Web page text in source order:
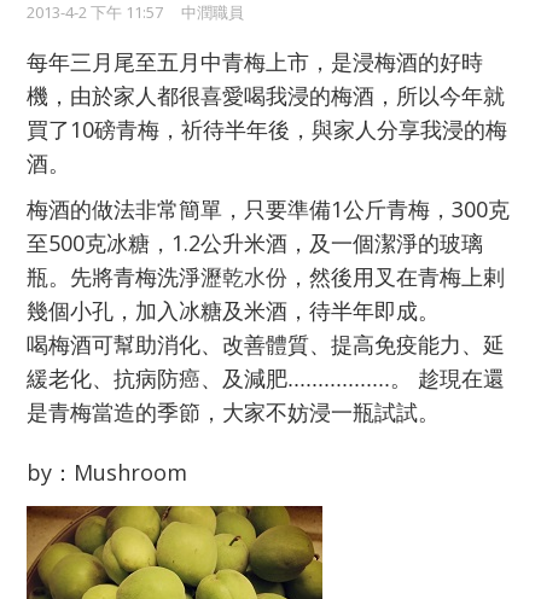
2013-4-2 下午 11:57 中潤職員
每年三月尾至五月中青梅上市，是浸梅酒的好時
機， 由於家人都很喜愛喝我浸的梅酒，所以今年就
買了10磅青梅，祈待半年後，與家人分享我浸的梅
酒。
梅酒的做法非常簡單，只要準備1公斤青梅，300克
至500克冰糖，1.2公升米酒，及一個潔淨的玻璃
瓶。 先將青梅洗淨瀝乾水份 ，然後用叉在青梅上剌
幾個小孔， 加入冰糖及米酒，待半年即成。
喝梅酒可幫助消化、改善體質、提高免疫能力、延
緩老化、抗病防癌、及減肥.................。 趁現在還
是青梅當造的季節，大家不妨浸一瓶試試。
by：Mushroom